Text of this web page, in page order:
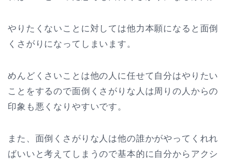
やりたくないことに対しては他力本願になると面倒
くさがりになってしまいます。
めんどくさいことは他の人に任せて自分はやりたい
ことをするので面倒くさがりな人は周りの人からの
印象も悪くなりやすいです。
また、面倒くさがりな人は他の誰かがやってくれれ
ばいいと考えてしまうので基本的に自分からアクシ